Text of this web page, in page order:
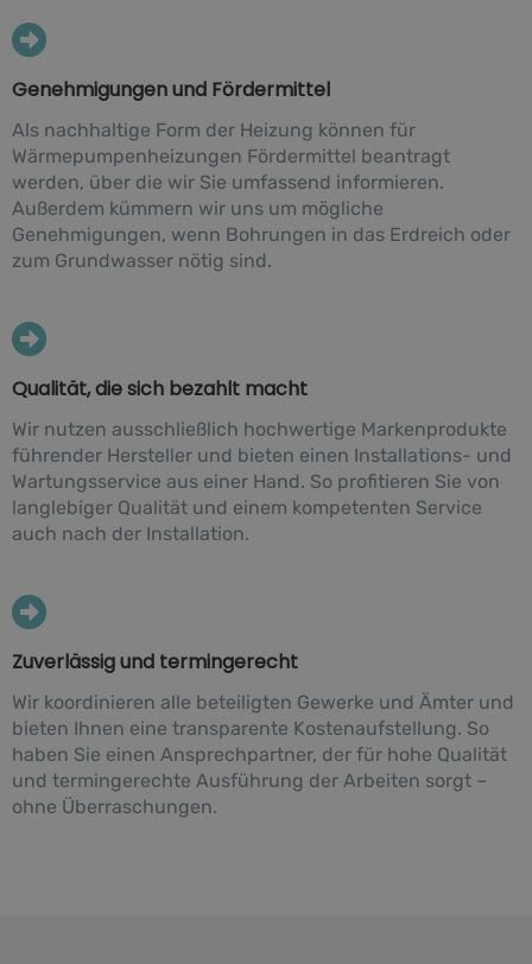
Genehmigungen und Fördermittel
Als nachhaltige Form der Heizung können für
Wärmepumpenheizungen Fördermittel beantragt
werden, über die wir Sie umfassend informieren.
Außerdem kümmern wir uns um mögliche
Genehmigungen, wenn Bohrungen in das Erdreich oder
zum Grundwasser nötig sind.
Qualität, die sich bezahlt macht
Wir nutzen ausschließlich hochwertige Markenprodukte
führender Hersteller und bieten einen Installations- und
Wartungsservice aus einer Hand. So profitieren Sie von
langlebiger Qualität und einem kompetenten Service
auch nach der Installation.
Zuverlässig und termingerecht
Wir koordinieren alle beteiligten Gewerke und Ämter und
bieten Ihnen eine transparente Kostenaufstellung. So
haben Sie einen Ansprechpartner, der für hohe Qualität
und termingerechte Ausführung der Arbeiten sorgt –
ohne Überraschungen.